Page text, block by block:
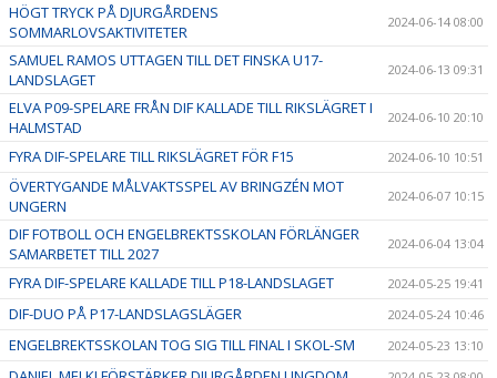
HÖGT TRYCK PÅ DJURGÅRDENS
SOMMARLOVSAKTIVITETER
2024-06-14 08:00
SAMUEL RAMOS UTTAGEN TILL DET FINSKA U17-
LANDSLAGET
2024-06-13 09:31
ELVA P09-SPELARE FRÅN DIF KALLADE TILL RIKSLÄGRET I
HALMSTAD
2024-06-10 20:10
FYRA DIF-SPELARE TILL RIKSLÄGRET FÖR F15 2024-06-10 10:51
ÖVERTYGANDE MÅLVAKTSSPEL AV BRINGZÉN MOT
UNGERN
2024-06-07 10:15
DIF FOTBOLL OCH ENGELBREKTSSKOLAN FÖRLÄNGER
SAMARBETET TILL 2027
2024-06-04 13:04
FYRA DIF-SPELARE KALLADE TILL P18-LANDSLAGET 2024-05-25 19:41
DIF-DUO PÅ P17-LANDSLAGSLÄGER 2024-05-24 10:46
ENGELBREKTSSKOLAN TOG SIG TILL FINAL I SKOL-SM 2024-05-23 13:10